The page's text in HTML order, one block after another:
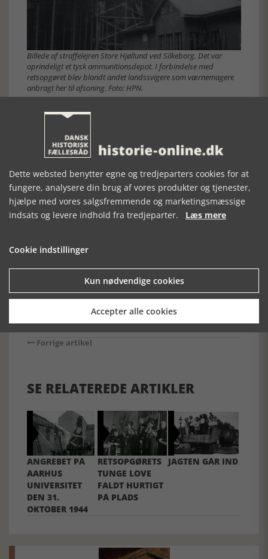
Billede af straffelejren Store Hjøllund ved Silkeborg. Det var
oprindeligt et tysk ammunitionsdepot. I forbindelse med
retsopgøret blev blandt andet landssvigere som værnemagere
anbragt her til afsoning. Foto: HPN.
til sit gamle arbejde. Han genopbyggede sin gamle
hvad staten havde udsat ham for. Han ønskede dommen
kæret, men fik igen og igen afslag. Så sent som i 1952. Der
var ikke noget at gøre.
Den 26. april 1954 kørte han galt med sin bil, kom på
sygehuset, men afgik ved døden nogle dage senere. Hermed
forsvandt han ud af historien om et retsopgør, der til tider
kunne virke lidt mærkværdigt.
Erik Ingemann Sørensen
[Historie-online.dk, den 20. august 2025]
Forrige artikel
SE RELATEREDE ARTIKLER
ANGREBET PÅ
AARHUS
UNIVERSITET
DEN 31.
OKTOBER 1944
RETSOPGØRETS
TUNGE LOVE
FALDT HURTIGT
PÅ PLADS
JAGTEN GÅR IND
Dette websted benytter egne og tredjeparters cookies for at
fungere, analysere din brug af vores produkter og tjenester,
hjælpe med vores salgsfremmende og marketingsmæssige
indsats og levere indhold fra tredjeparter. Læs mere
Cookie indstillinger
Kun nødvendige cookies
Accepter alle cookies